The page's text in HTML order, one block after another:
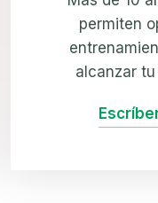
permiten
alcanzar